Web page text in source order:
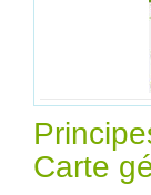
Carte